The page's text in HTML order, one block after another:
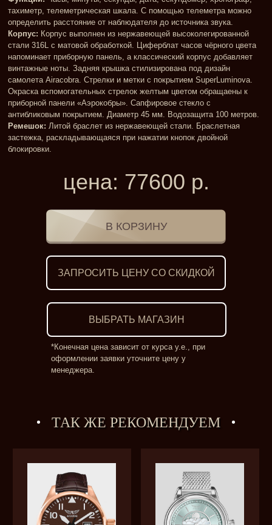
тахиметр, телеметрическая шкала. С помощью телеметра можно
определить расстояние от наблюдателя до источника звука.
Корпус: Корпус выполнен из нержавеющей высоколегированной
стали 316L с матовой обработкой. Циферблат часов чёрного цвета
напоминает приборную панель, а классический корпус добавляет
винтажные ноты. Задняя крышка стилизирована под дизайн
самолета Airacobra. Стрелки и метки с покрытием SuperLuminova.
Окраска вспомогательных стрелок желтым цветом обращаены к
приборной панели «Аэрокобры». Сапфировое стекло с
антибликовым покрытием. Диаметр 45 мм. Водозащита 100 метров.
Ремешок: Литой браслет из нержавеющей стали. Браслетная
застежка, раскладывающаяся при нажатии кнопок двойной
блокировки.
цена: 77600 р.
ЗАПРОСИТЬ ЦЕНУ СО СКИДКОЙ
ВЫБРАТЬ МАГАЗИН
*Конечная цена зависит от курса у.е., при
оформлении заявки уточните цену у
менеджера.
ТАК ЖЕ РЕКОМЕНДУЕМ